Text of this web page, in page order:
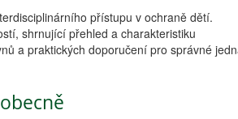
přístupu v ochraně dětí.
shrnující přehled a charakteristiku
a praktických doporučení pro správné